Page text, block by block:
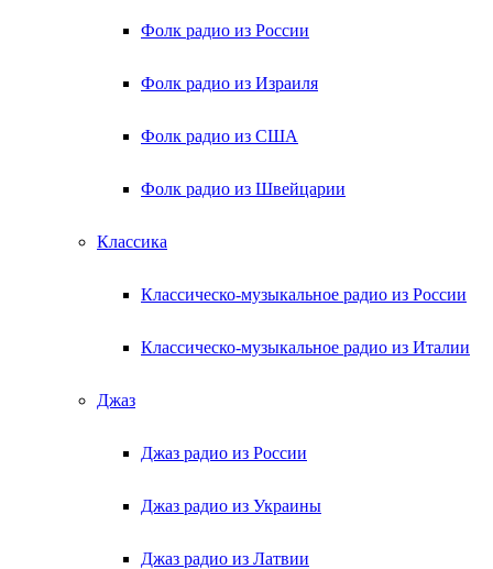
Фолк радио из России
Фолк радио из Израиля
Фолк радио из США
Фолк радио из Швейцарии
Классика
Классическо-музыкальное радио из России
Классическо-музыкальное радио из Италии
Джаз
Джаз радио из России
Джаз радио из Украины
Джаз радио из Латвии